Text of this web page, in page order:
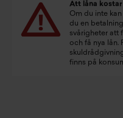
Att låna
Om du inte
du en
svårigheter att
och få nya lån.
finns på